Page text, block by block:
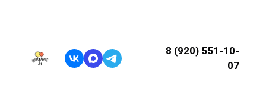
8 (920) 551-10-
07